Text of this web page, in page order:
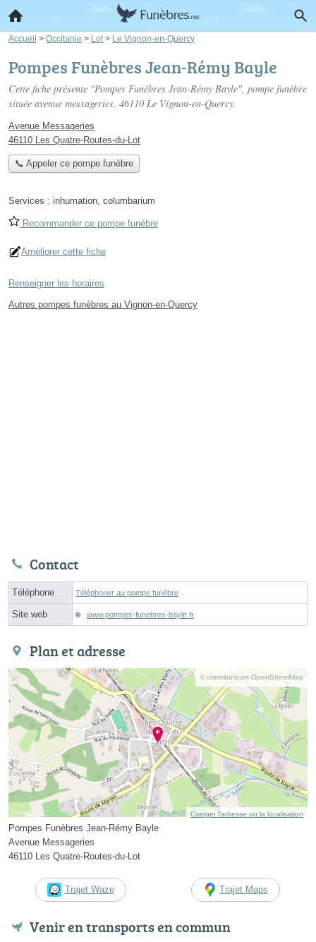
Accueil > Occitanie > Lot > Le Vignon-en-Quercy
Pompes Funèbres Jean-Rémy Bayle
Cette fiche présente "Pompes Funèbres Jean-Rémy Bayle", pompe funèbre
située avenue messageries, 46110 Le Vignon-en-Quercy.
Avenue Messageries
46110 Les Quatre-Routes-du-Lot
📞 Appeler ce pompe funèbre
Services : inhumation, columbarium
Recommander ce pompe funèbre
Améliorer cette fiche
Renseigner les horaires
Autres pompes funèbres au Vignon-en-Quercy
Contact
Téléphone Téléphoner au pompe funèbre
Site web www.pompes-funebres-bayle.fr
Plan et adresse
© contributeurs OpenStreetMap
Corriger l’adresse ou la localisation
Pompes Funèbres Jean-Rémy Bayle
Avenue Messageries
46110 Les Quatre-Routes-du-Lot
Trajet Waze Trajet Maps
Venir en transports en commun